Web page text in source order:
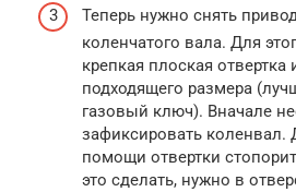
Теперь нужно снять
коленчатого вала. Для
крепкая плоская
подходящего размера
газовый ключ). Вначале
зафиксировать коленвал.
помощи отвертки
это сделать, нужно в